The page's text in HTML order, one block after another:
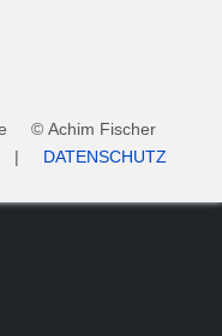
© Achim Fischer
| DATENSCHUTZ